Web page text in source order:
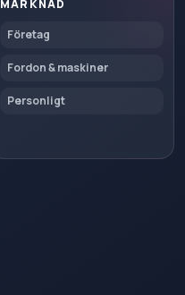
MARKNAD
Företag
Fordon & maskiner
Personligt